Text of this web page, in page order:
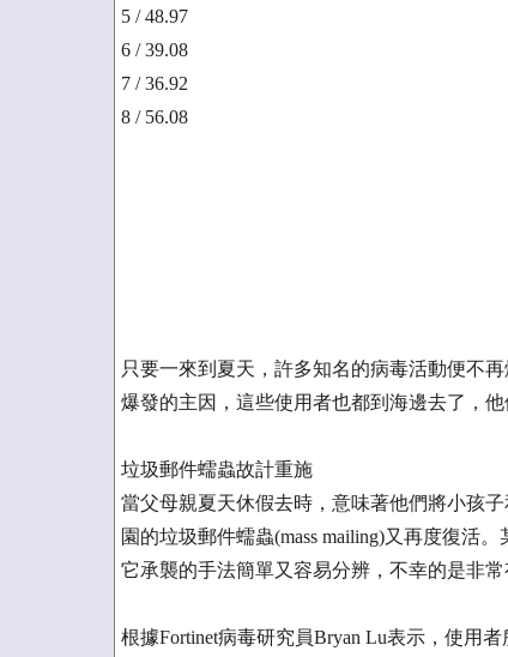
5 / 48.97
6 / 39.08
7 / 36.92
8 / 56.08
只要一來到夏天，許多知名的病毒活動便不
爆發的主因，這些使用者也都到海邊去了，他
垃圾郵件蠕蟲故計重施
當父母親夏天休假去時，意味著他們將小孩
園的垃圾郵件蠕蟲(mass mailing)又再度復活
它承襲的手法簡單又容易分辨，不幸的是非常
根據Fortinet病毒研究員Bryan Lu表示，使用